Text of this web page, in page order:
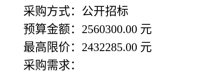
采购方式：公开招标
预算金额：2560300.00 元
最高限价：2432285.00 元
采购需求：